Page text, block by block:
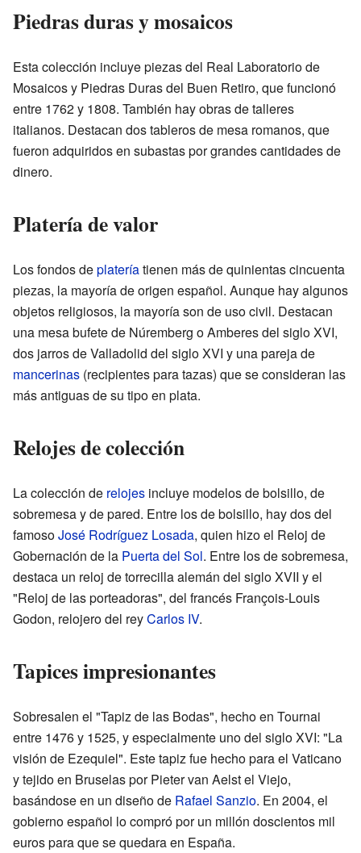
Piedras duras y mosaicos
Esta colección incluye piezas del Real Laboratorio de
Mosaicos y Piedras Duras del Buen Retiro, que funcionó
entre 1762 y 1808. También hay obras de talleres
italianos. Destacan dos tableros de mesa romanos, que
fueron adquiridos en subastas por grandes cantidades de
dinero.
Platería de valor
Los fondos deplateríatienen más de quinientas cincuenta
piezas, la mayoría de origen español. Aunque hay algunos
objetos religiosos, la mayoría son de uso civil. Destacan
una mesa bufete de Núremberg o Amberes del siglo XVI,
dos jarros de Valladolid del siglo XVI y una pareja de
mancerinas (recipientes para tazas) que se consideran las
más antiguas de su tipo en plata.
Relojes de colección
La colección de relojes incluye modelos de bolsillo, de
sobremesa y de pared. Entre los de bolsillo, hay dos del
famosoJosé Rodríguez Losada, quien hizo el Reloj de
Gobernación de la Puerta del Sol. Entre los de sobremesa,
destaca un reloj de torrecilla alemán del siglo XVII y el
"Reloj de las porteadoras", del francés François-Louis
Godon, relojero del reyCarlos IV.
Tapices impresionantes
Sobresalen el "Tapiz de las Bodas", hecho en Tournai
entre 1476 y 1525, y especialmente uno del siglo XVI: "La
visión de Ezequiel". Este tapiz fue hecho para el Vaticano
y tejido en Bruselas por Pieter van Aelst el Viejo,
basándose en un diseño de Rafael Sanzio. En 2004, el
gobierno español lo compró por un millón doscientos mil
euros para que se quedara en España.